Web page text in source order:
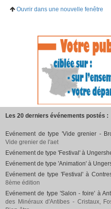
Ouvrir dans une nouvelle fenêtre
Les 20 derniers événements postés :
Evénement de type 'Vide grenier -
Vide grenier de l'aet
Evénement de type 'Festival' à
Evénement de type 'Animation' à
Evénement de type 'Festival' à
8ème édition
Evénement de type 'Salon - foire' à
des Minéraux d'Antibes - Cristaux,